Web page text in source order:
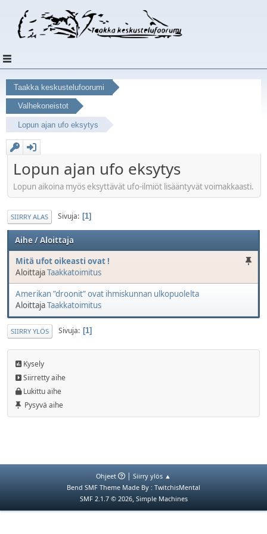
Taakka keskustelufoorumi
Valhekoneistot
Lopun ajan ufo eksytys
Lopun ajan ufo eksytys
Lopun aikoina myös eksyttävät ufo-ilmiöt lisääntyvät voimakkaasti.
SIIRRY ALAS Sivuja 1
Aihe/Aloittaja
Mitä ufot oikeasti ovat !
AloittajaTaakkatoimitus
Amerikan ”droonit” ovat ihmiskunnan ulkopuolelta
AloittajaTaakkatoimitus
SIIRRY YLÖS Sivuja 1
Kysely
Siirretty aihe
Lukittu aihe
Pysyvä aihe
Ohjeet | Siirry ylös ▲
Bend SMF Theme Made By : TwitchisMental
SMF 2.1.7 © 2026, Simple Machines